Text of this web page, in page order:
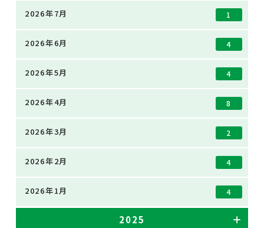
2026年7月 1
2026年6月 4
2026年5月 4
2026年4月 8
2026年3月 2
2026年2月 4
2026年1月 4
2025